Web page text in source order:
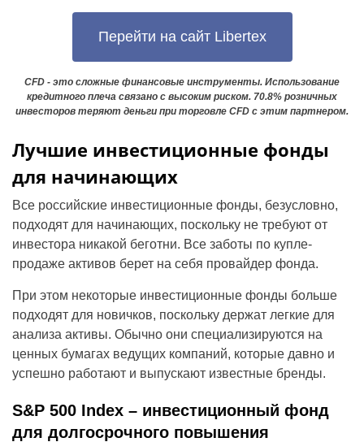
Перейти на сайт Libertex
CFD - это сложные финансовые инструменты. Использование
кредитного плеча связано с высоким риском. 70.8% розничных
инвесторов теряют деньги при торговле CFD с этим партнером.
Лучшие инвестиционные фонды
для начинающих
Все российские инвестиционные фонды, безусловно,
подходят для начинающих, поскольку не требуют от
инвестора никакой беготни. Все заботы по купле-
продаже активов берет на себя провайдер фонда.
При этом некоторые инвестиционные фонды больше
подходят для новичков, поскольку держат легкие для
анализа активы. Обычно они специализируются на
ценных бумагах ведущих компаний, которые давно и
успешно работают и выпускают известные бренды.
S&P 500 Index – инвестиционный фонд
для долгосрочного повышения